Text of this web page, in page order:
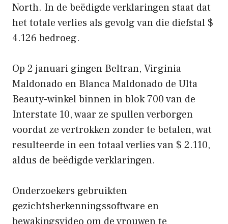
North. In de beëdigde verklaringen staat dat
het totale verlies als gevolg van die diefstal $
4.126 bedroeg.
Op 2 januari gingen Beltran, Virginia
Maldonado en Blanca Maldonado de Ulta
Beauty-winkel binnen in blok 700 van de
Interstate 10, waar ze spullen verborgen
voordat ze vertrokken zonder te betalen, wat
resulteerde in een totaal verlies van $ 2.110,
aldus de beëdigde verklaringen.
Onderzoekers gebruikten
gezichtsherkenningssoftware en
bewakingsvideo om de vrouwen te